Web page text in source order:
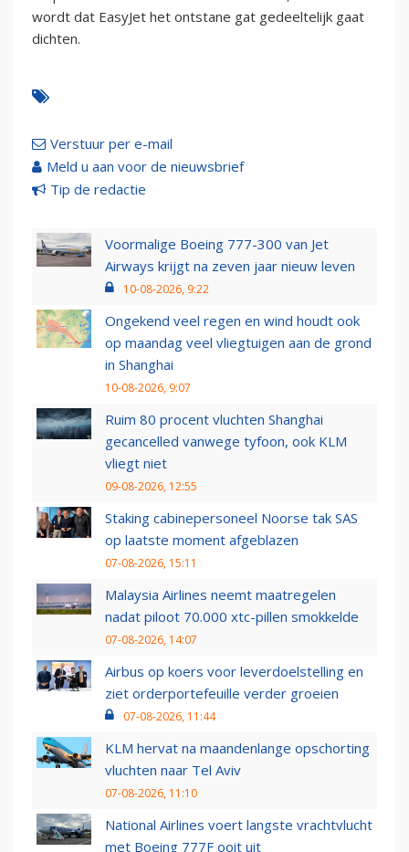
wordt dat EasyJet het ontstane gat gedeeltelijk gaat
dichten.
Verstuur per e-mail
Meld u aan voor de nieuwsbrief
Tip de redactie
Voormalige Boeing 777-300 van Jet
Airways krijgt na zeven jaar nieuw leven
10-08-2026, 9:22
Ongekend veel regen en wind houdt ook
op maandag veel vliegtuigen aan de grond
in Shanghai
10-08-2026, 9:07
Ruim 80 procent vluchten Shanghai
gecancelled vanwege tyfoon, ook KLM
vliegt niet
09-08-2026, 12:55
Staking cabinepersoneel Noorse tak SAS
op laatste moment afgeblazen
07-08-2026, 15:11
Malaysia Airlines neemt maatregelen
nadat piloot 70.000 xtc-pillen smokkelde
07-08-2026, 14:07
Airbus op koers voor leverdoelstelling en
ziet orderportefeuille verder groeien
07-08-2026, 11:44
KLM hervat na maandenlange opschorting
vluchten naar Tel Aviv
07-08-2026, 11:10
National Airlines voert langste vrachtvlucht
met Boeing 777F ooit uit